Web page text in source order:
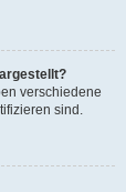
verschiedene
sind.